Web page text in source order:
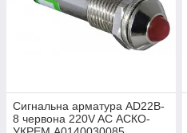
Сигнальна арматура AD22B-
8 червона 220V AC АСКО-